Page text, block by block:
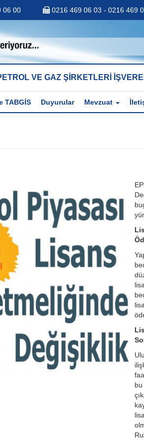
06 00 0216 469 06 03 - 0216 469
VE GAZ ŞİRKETLERİ
TABGİS Duyurular Mevzuat
bu